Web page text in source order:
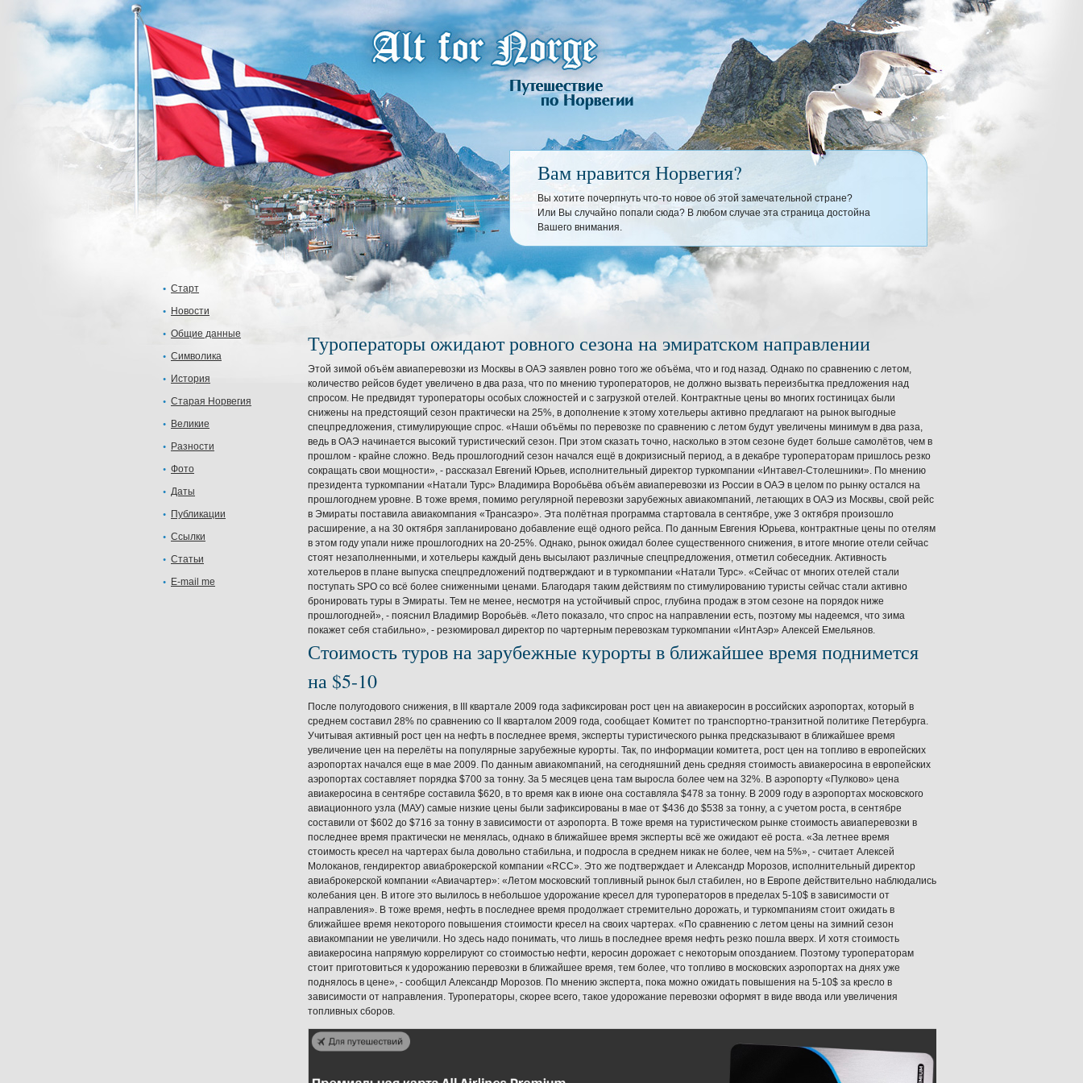
Вам нравится Норвегия?
Вы хотите почерпнуть что-то новое об этой замечательной стране?
Или Вы случайно попали сюда? В любом случае эта страница достойна
Вашего внимания.
Старт
Новости
Общие данные
Символика
История
Старая Норвегия
Великие
Разности
Фото
Даты
Публикации
Ссылки
Статьи
E-mail me
Туроператоры ожидают ровного сезона на эмиратском направлении
Этой зимой объём авиаперевозки из Москвы в ОАЭ заявлен ровно того же объёма, что и год назад. Однако по сравнению с летом,
количество рейсов будет увеличено в два раза, что по мнению туроператоров, не должно вызвать переизбытка предложения над
спросом. Не предвидят туроператоры особых сложностей и с загрузкой отелей. Контрактные цены во многих гостиницах были
снижены на предстоящий сезон практически на 25%, в дополнение к этому хотельеры активно предлагают на рынок выгодные
спецпредложения, стимулирующие спрос. «Наши объёмы по перевозке по сравнению с летом будут увеличены минимум в два раза,
ведь в ОАЭ начинается высокий туристический сезон. При этом сказать точно, насколько в этом сезоне будет больше самолётов, чем в
прошлом - крайне сложно. Ведь прошлогодний сезон начался ещё в докризисный период, а в декабре туроператорам пришлось резко
сокращать свои мощности», - рассказал Евгений Юрьев, исполнительный директор туркомпании «Интавел-Столешники». По мнению
президента туркомпании «Натали Турс» Владимира Воробьёва объём авиаперевозки из России в ОАЭ в целом по рынку остался на
прошлогоднем уровне. В тоже время, помимо регулярной перевозки зарубежных авиакомпаний, летающих в ОАЭ из Москвы, свой рейс
в Эмираты поставила авиакомпания «Трансаэро». Эта полётная программа стартовала в сентябре, уже 3 октября произошло
расширение, а на 30 октября запланировано добавление ещё одного рейса. По данным Евгения Юрьева, контрактные цены по отелям
в этом году упали ниже прошлогодних на 20-25%. Однако, рынок ожидал более существенного снижения, в итоге многие отели сейчас
стоят незаполненными, и хотельеры каждый день высылают различные спецпредложения, отметил собеседник. Активность
хотельеров в плане выпуска спецпредложений подтверждают и в туркомпании «Натали Турс». «Сейчас от многих отелей стали
поступать SPO со всё более сниженными ценами. Благодаря таким действиям по стимулированию туристы сейчас стали активно
бронировать туры в Эмираты. Тем не менее, несмотря на устойчивый спрос, глубина продаж в этом сезоне на порядок ниже
прошлогодней», - пояснил Владимир Воробьёв. «Лето показало, что спрос на направлении есть, поэтому мы надеемся, что зима
покажет себя стабильно», - резюмировал директор по чартерным перевозкам туркомпании «ИнтАэр» Алексей Емельянов.
Стоимость туров на зарубежные курорты в ближайшее время поднимется
на $5-10
После полугодового снижения, в III квартале 2009 года зафиксирован рост цен на авиакеросин в российских аэропортах, который в
среднем составил 28% по сравнению со II кварталом 2009 года, сообщает Комитет по транспортно-транзитной политике Петербурга.
Учитывая активный рост цен на нефть в последнее время, эксперты туристического рынка предсказывают в ближайшее время
увеличение цен на перелёты на популярные зарубежные курорты. Так, по информации комитета, рост цен на топливо в европейских
аэропортах начался еще в мае 2009. По данным авиакомпаний, на сегодняшний день средняя стоимость авиакеросина в европейских
аэропортах составляет порядка $700 за тонну. За 5 месяцев цена там выросла более чем на 32%. В аэропорту «Пулково» цена
авиакеросина в сентябре составила $620, в то время как в июне она составляла $478 за тонну. В 2009 году в аэропортах московского
авиационного узла (МАУ) самые низкие цены были зафиксированы в мае от $436 до $538 за тонну, а с учетом роста, в сентябре
составили от $602 до $716 за тонну в зависимости от аэропорта. В тоже время на туристическом рынке стоимость авиаперевозки в
последнее время практически не менялась, однако в ближайшее время эксперты всё же ожидают её роста. «За летнее время
стоимость кресел на чартерах была довольно стабильна, и подросла в среднем никак не более, чем на 5%», - считает Алексей
Молоканов, гендиректор авиаброкерской компании «RCC». Это же подтверждает и Александр Морозов, исполнительный директор
авиаброкерской компании «Авиачартер»: «Летом московский топливный рынок был стабилен, но в Европе действительно наблюдались
колебания цен. В итоге это вылилось в небольшое удорожание кресел для туроператоров в пределах 5-10$ в зависимости от
направления». В тоже время, нефть в последнее время продолжает стремительно дорожать, и туркомпаниям стоит ожидать в
ближайшее время некоторого повышения стоимости кресел на своих чартерах. «По сравнению с летом цены на зимний сезон
авиакомпании не увеличили. Но здесь надо понимать, что лишь в последнее время нефть резко пошла вверх. И хотя стоимость
авиакеросина напрямую коррелируют со стоимостью нефти, керосин дорожает с некоторым опозданием. Поэтому туроператорам
стоит приготовиться к удорожанию перевозки в ближайшее время, тем более, что топливо в московских аэропортах на днях уже
поднялось в цене», - сообщил Александр Морозов. По мнению эксперта, пока можно ожидать повышения на 5-10$ за кресло в
зависимости от направления. Туроператоры, скорее всего, такое удорожание перевозки оформят в виде ввода или увеличения
топливных сборов.